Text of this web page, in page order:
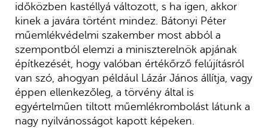
időközben kastéllyá változott, s ha igen, akkor
kinek a javára történt mindez. Bátonyi Péter
műemlékvédelmi szakember most abból a
szempontból elemzi a miniszterelnök apjának
építkezését, hogy valóban értékőrző felújításról
van szó, ahogyan például Lázár János állítja, vagy
éppen ellenkezőleg, a törvény által is
egyértelműen tiltott műemlékrombolást látunk a
nagy nyilvánosságot kapott képeken.